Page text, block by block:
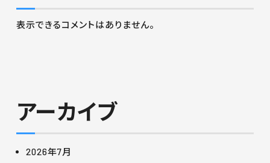
表示できるコメントはありません。
アーカイブ
2026年7月